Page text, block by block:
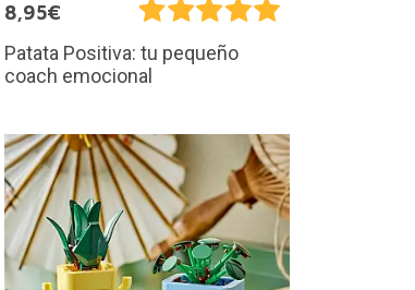
8,95€
Patata Positiva: tu pequeño
coach emocional